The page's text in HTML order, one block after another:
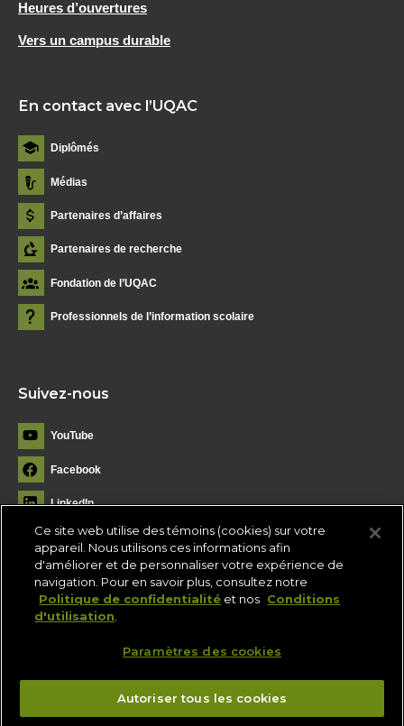
Heures d’ouvertures
Vers un campus durable
En contact avec l’UQAC
Diplômés
Médias
Partenaires d’affaires
Partenaires de recherche
Fondation de l’UQAC
Professionnels de l’information scolaire
Suivez-nous
YouTube
Facebook
LinkedIn
Instagram
Flickr
Ce site web utilise des témoins (cookies) sur votre
appareil. Nous utilisons ces informations afin
d'améliorer et de personnaliser votre expérience de
navigation. Pour en savoir plus, consultez notre
Politique de confidentialité et nos Conditions
d'utilisation
Paramètres des cookies
Autoriser tous les cookies